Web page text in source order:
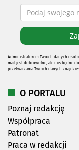
Administratorem Twoich danych
mail jest dobrowolne, ale niezbędne
przetwarzania Twoich danych
O PORTALU
Poznaj redakcję
Współpraca
Patronat
Praca w redakcji